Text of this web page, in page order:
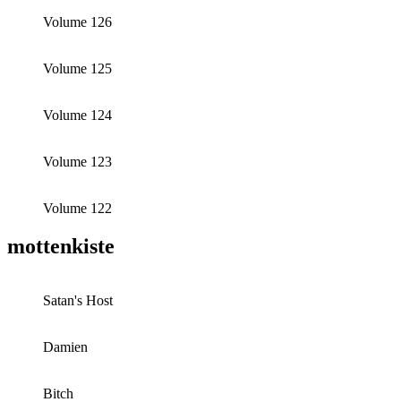
Volume 126
Volume 125
Volume 124
Volume 123
Volume 122
mottenkiste
Satan's Host
Damien
Bitch